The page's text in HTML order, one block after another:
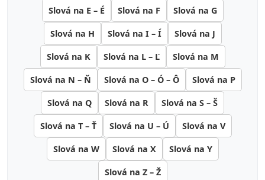
Slová na E – É Slová na F Slová na G
Slová na H Slová na I – Í Slová na J
Slová na K Slová na L – Ľ Slová na M
Slová na N – Ň Slová na O – Ó – Ô Slová na P
Slová na Q Slová na R Slová na S – Š
Slová na T – Ť Slová na U – Ú Slová na V
Slová na W Slová na X Slová na Y
Slová na Z – Ž